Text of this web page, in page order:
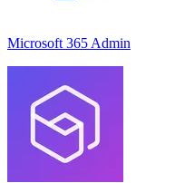
Microsoft 365 Admin